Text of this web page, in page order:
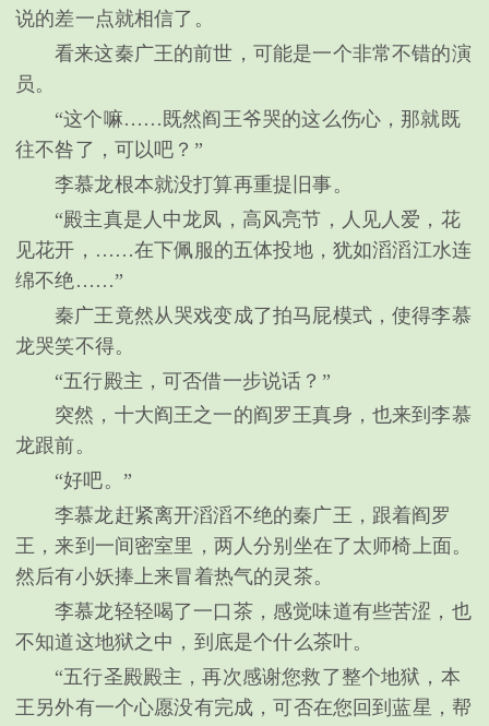
说的差一点就相信了。
看来这秦广王的前世，可能是一个非常不错的演
员。
“这个嘛……既然阎王爷哭的这么伤心，那就既
往不咎了，可以吧？”
李慕龙根本就没打算再重提旧事。
“殿主真是人中龙凤，高风亮节，人见人爱，花
见花开，……在下佩服的五体投地，犹如滔滔江水连
绵不绝……”
秦广王竟然从哭戏变成了拍马屁模式，使得李慕
龙哭笑不得。
“五行殿主，可否借一步说话？”
突然，十大阎王之一的阎罗王真身，也来到李慕
龙跟前。
“好吧。”
李慕龙赶紧离开滔滔不绝的秦广王，跟着阎罗
王，来到一间密室里，两人分别坐在了太师椅上面。
然后有小妖捧上来冒着热气的灵茶。
李慕龙轻轻喝了一口茶，感觉味道有些苦涩，也
不知道这地狱之中，到底是个什么茶叶。
“五行圣殿殿主，再次感谢您救了整个地狱，本
王另外有一个心愿没有完成，可否在您回到蓝星，帮